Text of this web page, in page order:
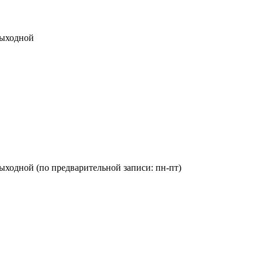
(по предварительной записи: пн-пт)